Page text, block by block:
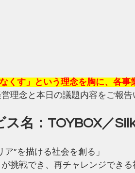
なくす」という理念を胸に、各
理念と本日の議題内容をご報告
名：TOYBOX／
ア”を描ける社会を創る」
挑戦でき、再チャレンジでき